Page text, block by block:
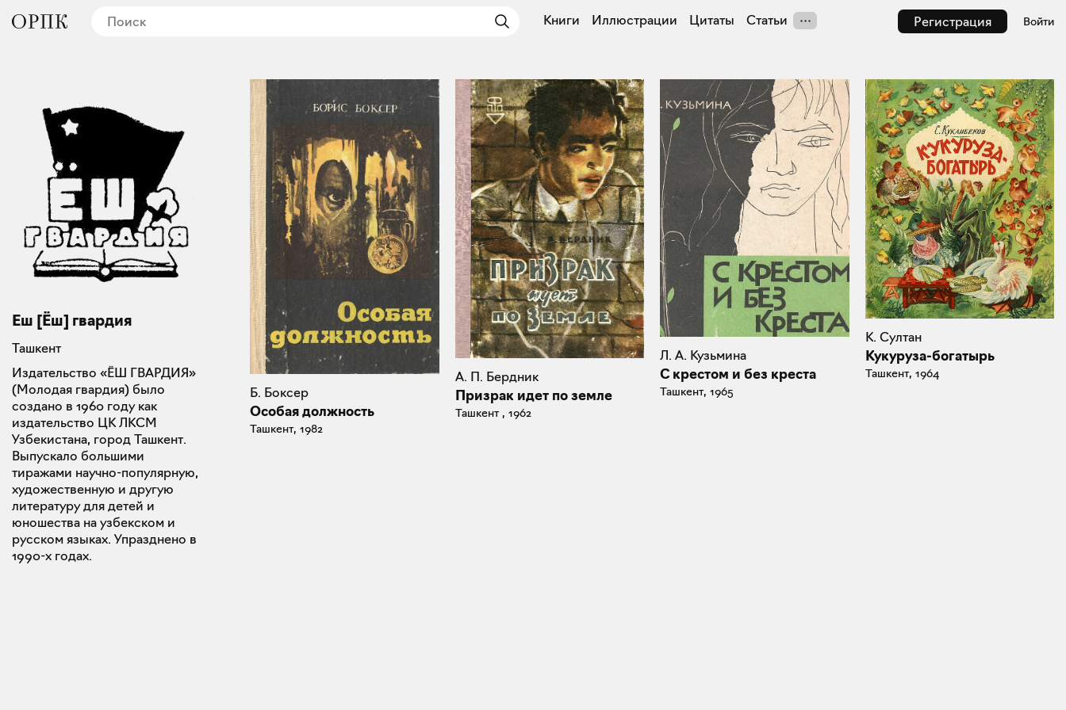
Регистрация Войти
Книги Иллюстрации Цитаты Статьи
Еш [Ёш] гвардия
Ташкент
Издательство «ЁШ ГВАРДИЯ»
(Молодая гвардия) было
создано в 1960 году как
издательство ЦК ЛКСМ
Узбекистана, город Ташкент.
Выпускало большими
тиражами научно-популярную,
художественную и другую
литературу для детей и
юношества на узбекском и
русском языках. Упразднено в
1990-х годах.
Б. Боксер
Особая должность
Ташкент, 1982
А. П. Бердник
Призрак идет по земле
Ташкент , 1962
Л. А. Кузьмина
С крестом и без креста
Ташкент, 1965
К. Султан
Кукуруза-богатырь
Ташкент, 1964